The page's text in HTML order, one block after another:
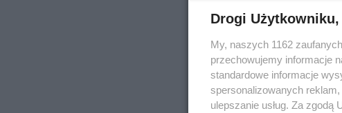
Drogi Użytkowniku,
My, naszych 1162
przechowujemy informacje
standardowe informacje
spersonalizowanych
ulepszanie usług. Za